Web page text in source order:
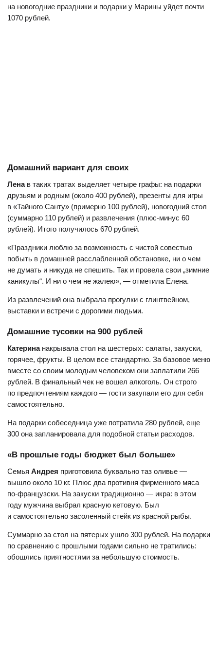
на новогодние праздники и подарки у Марины уйдет почти
1070 рублей.
Домашний вариант для своих
Лена в таких тратах выделяет четыре графы: на подарки
друзьям и родным (около 400 рублей), презенты для игры
в «Тайного Санту» (примерно 100 рублей), новогодний стол
(суммарно 110 рублей) и развлечения (плюс-минус 60
рублей). Итого получилось 670 рублей.
«Праздники люблю за возможность с чистой совестью
побыть в домашней расслабленной обстановке, ни о чем
не думать и никуда не спешить. Так и провела свои „зимние
каникулы“. И ни о чем не жалею», — отметила Елена.
Из развлечений она выбрала прогулки с глинтвейном,
выставки и встречи с дорогими людьми.
Домашние тусовки на 900 рублей
Катерина накрывала стол на шестерых: салаты, закуски,
горячее, фрукты. В целом все стандартно. За базовое меню
вместе со своим молодым человеком они заплатили 266
рублей. В финальный чек не вошел алкоголь. Он строго
по предпочтениям каждого — гости закупали его для себя
самостоятельно.
На подарки собеседница уже потратила 280 рублей, еще
300 она запланировала для подобной статьи расходов.
«В прошлые годы бюджет был больше»
Семья Андрея приготовила буквально таз оливье —
вышло около 10 кг. Плюс два противня фирменного мяса
по-французски. На закуски традиционно — икра: в этом
году мужчина выбрал красную кетовую. Был
и самостоятельно засоленный стейк из красной рыбы.
Суммарно за стол на пятерых ушло 300 рублей. На подарки
по сравнению с прошлыми годами сильно не тратились:
обошлись приятностями за небольшую стоимость.